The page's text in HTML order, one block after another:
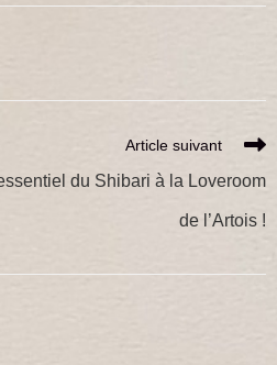
Article suivant
du Shibari à la Loveroom
de l’Artois !